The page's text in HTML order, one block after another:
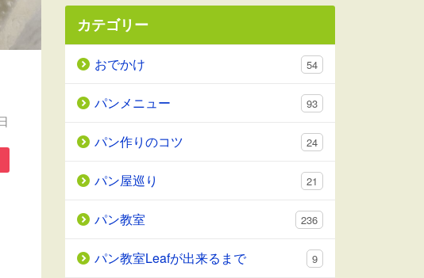
カテゴリー
おでかけ 54
パンメニュー 93
パン作りのコツ 24
パン屋巡り 21
パン教室 236
パン教室Leafが出来るまで 9